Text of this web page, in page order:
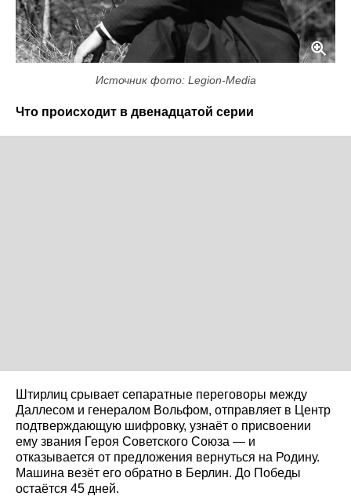
Источник фото: Legion-Media
Что происходит в двенадцатой серии
Штирлиц срывает сепаратные переговоры между
Даллесом и генералом Вольфом, отправляет в Центр
подтверждающую шифровку, узнаёт о присвоении
ему звания Героя Советского Союза — и
отказывается от предложения вернуться на Родину.
Машина везёт его обратно в Берлин. До Победы
остаётся 45 дней.